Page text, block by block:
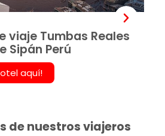
viaje Tumbas Reales
Sipán Perú
aquí!
de nuestros viajeros